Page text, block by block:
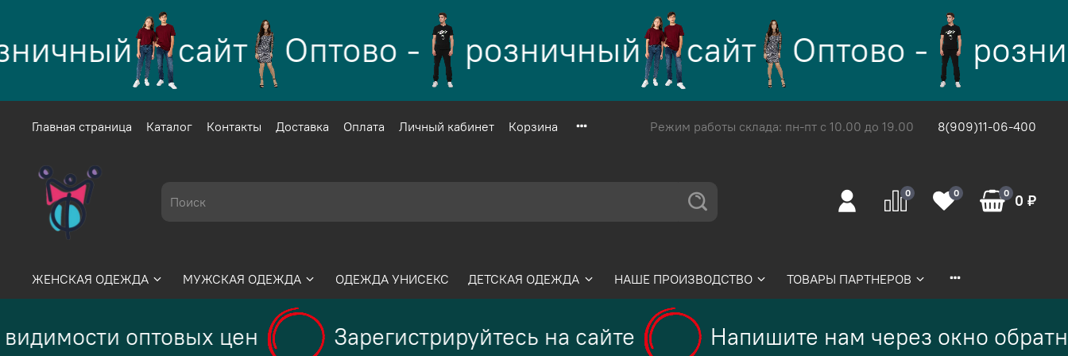
сайт Оптово - розничный сайт Оптово -
Главная страница Каталог Контакты Доставка Оплата Личный кабинет Корзина Режим работы склада: пн-пт с 10.00 до 19.00 8(909)11-06-400
0 0 0 0 ₽
ЖЕНСКАЯ ОДЕЖДА МУЖСКАЯ ОДЕЖДА ОДЕЖДА УНИСЕКС ДЕТСКАЯ ОДЕЖДА НАШЕ ПРОИЗВОДСТВО ТОВАРЫ ПАРТНЕРОВ
оптовых цен Зарегистрируйтесь на сайте Напишите нам через окно